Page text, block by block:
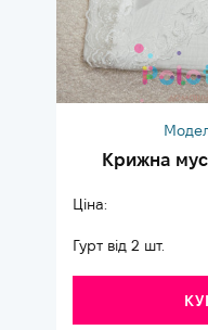
Крижна
Ціна:
Гурт від 2 шт.